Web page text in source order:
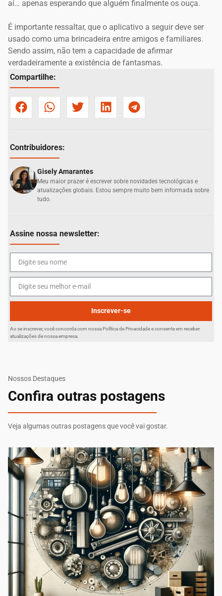
aí… apenas esperando que alguém finalmente os ouça.
É importante ressaltar, que o aplicativo a seguir deve ser
usado como uma brincadeira entre amigos e familiares.
Sendo assim, não tem a capacidade de afirmar
verdadeiramente a existência de fantasmas.
Contribuidores:
Gisely Amarantes
Meu maior prazer é escrever sobre novidades tecnológicas e
atualizações globais. Estou sempre muito bem informada sobre
tudo.
Assine nossa newsletter:
Inscrever-se
Ao se inscrever, você concorda com nossa Política de Privacidade e consente em receber
atualizações de nossa empresa.
Compartilhe:
Nossos Destaques
Confira outras postagens
Veja algumas outras postagens que você vai gostar.